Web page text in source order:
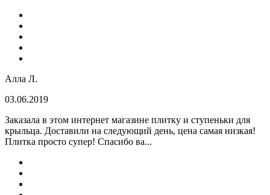
Алла Л.
03.06.2019
Заказала в этом интернет магазине плитку и ступеньки для
крыльца. Доставили на следующий день, цена самая низкая!
Плитка просто супер! Спасибо ва...